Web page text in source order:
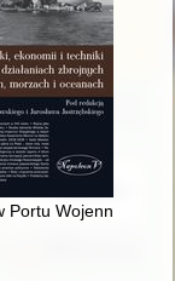
: czyli
Portu Wojennego